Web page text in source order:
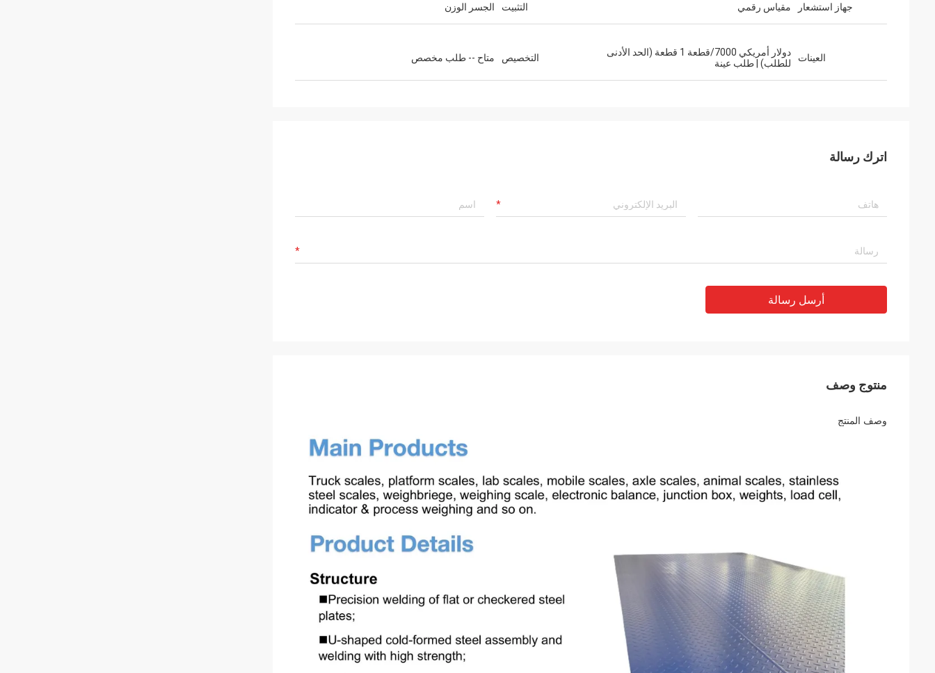
جهاز استشعار مقياس رقمي التثبيت الجسر الوزن
العينات
دولار أمريكي 7000/قطعة 1 قطعة (الحد الأدنى
للطلب) | طلب عينة
التخصيص متاح -- طلب مخصص
اترك رسالة
أرسل رسالة
منتوج وصف
وصف المنتج